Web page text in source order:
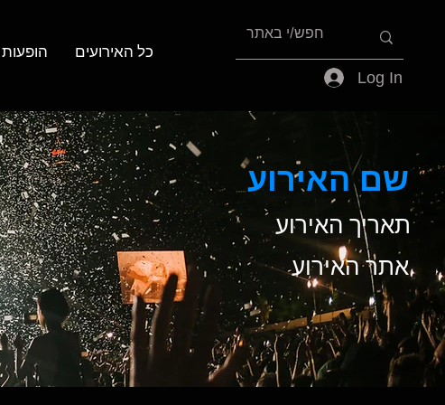
כל האירועים הופעות
Log In
שם האירוע
תאריך האירוע
אתר האירוע